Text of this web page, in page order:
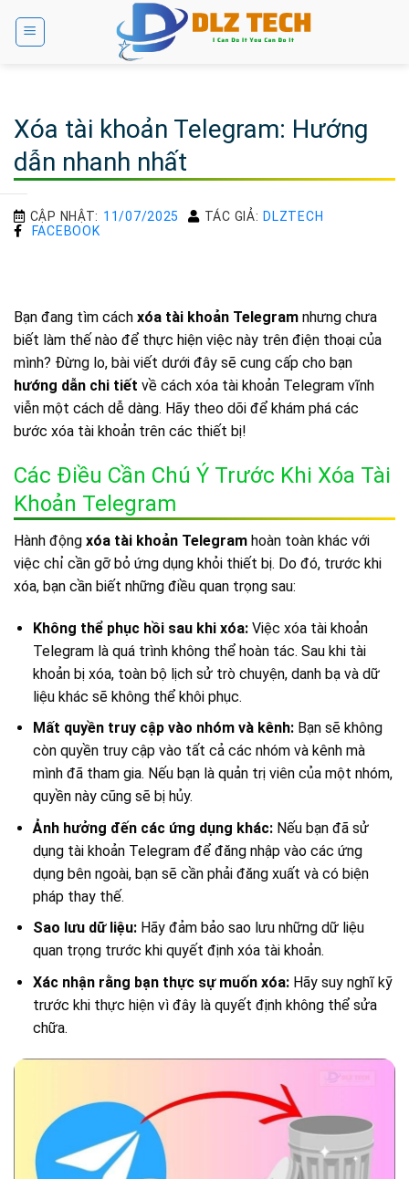
Xóa tài khoản Telegram: Hướng
dẫn nhanh nhất
CẬP NHẬT: 11/07/2025 TÁC GIẢ: DLZTECH
FACEBOOK
Bạn đang tìm cách xóa tài khoản Telegram nhưng chưa
biết làm thế nào để thực hiện việc này trên điện thoại của
mình? Đừng lo, bài viết dưới đây sẽ cung cấp cho bạn
hướng dẫn chi tiết về cách xóa tài khoản Telegram vĩnh
viễn một cách dễ dàng. Hãy theo dõi để khám phá các
bước xóa tài khoản trên các thiết bị!
Các Điều Cần Chú Ý Trước Khi Xóa Tài
Khoản Telegram
Hành động xóa tài khoản Telegram hoàn toàn khác với
việc chỉ cần gỡ bỏ ứng dụng khỏi thiết bị. Do đó, trước khi
xóa, bạn cần biết những điều quan trọng sau:
Không thể phục hồi sau khi xóa: Việc xóa tài khoản
Telegram là quá trình không thể hoàn tác. Sau khi tài
khoản bị xóa, toàn bộ lịch sử trò chuyện, danh bạ và dữ
liệu khác sẽ không thể khôi phục.
Mất quyền truy cập vào nhóm và kênh:Bạn sẽ không
còn quyền truy cập vào tất cả các nhóm và kênh mà
mình đã tham gia. Nếu bạn là quản trị viên của một nhóm,
quyền này cũng sẽ bị hủy.
Ảnh hưởng đến các ứng dụng khác:Nếu bạn đã sử
dụng tài khoản Telegram để đăng nhập vào các ứng
dụng bên ngoài, bạn sẽ cần phải đăng xuất và có biện
pháp thay thế.
Sao lưu dữ liệu:Hãy đảm bảo sao lưu những dữ liệu
quan trọng trước khi quyết định xóa tài khoản.
Xác nhận rằng bạn thực sự muốn xóa:Hãy suy nghĩ kỹ
trước khi thực hiện vì đây là quyết định không thể sửa
chữa.